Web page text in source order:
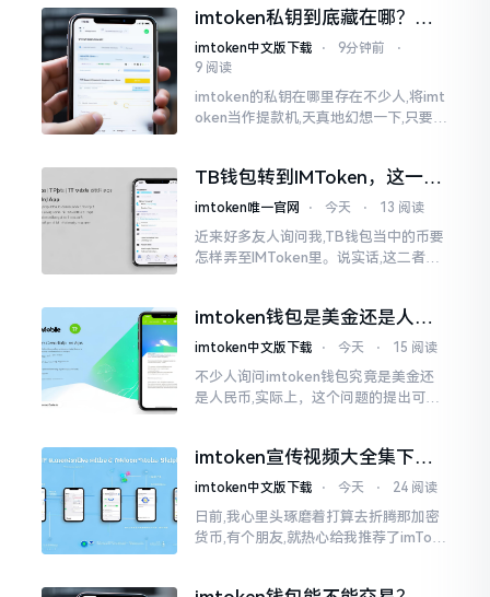
imtoken私钥到底藏在哪？别
慌，找对地方才安心
imtoken中文版下载 ⋅ 9分钟前
⋅
9 阅读
imtoken的私钥在哪里存在不少人,将imt
oken当作提款机,天真地幻想一下,只要把
TB钱包转到IMToken，这一步
别走错
imtoken唯一官网 ⋅ 今天 ⋅ 13 阅读
近来好多友人询问我,TB钱包当中的币要
怎样弄至IMToken里。说实话,这二者皆
就迷糊了
imtoken钱包是美金还是人民
币？其实它是个“多面手”
imtoken中文版下载 ⋅ 今天 ⋅ 15 阅读
不少人询问imtoken钱包究竟是美金还
是人民币,实际上，这个问题的提出可谓
一个“钱包”而已
imtoken宣传视频大全集下
载，新手看完就懂怎么用
imtoken中文版下载 ⋅ 今天 ⋅ 24 阅读
日前,我心里头琢磨着打算去折腾那加密
货币,有个朋友,就热心给我推荐了imTok